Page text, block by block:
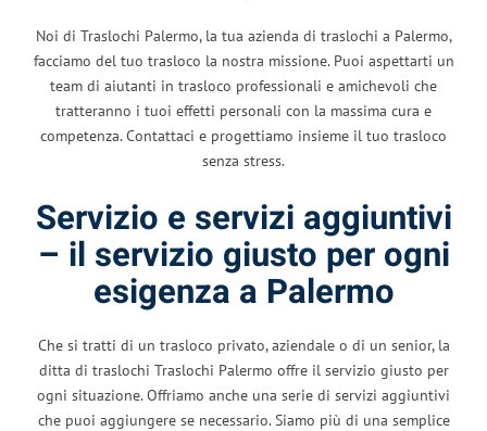
Noi di Traslochi Palermo, la tua azienda di traslochi a Palermo,
facciamo del tuo trasloco la nostra missione. Puoi aspettarti un
team di aiutanti in trasloco professionali e amichevoli che
tratteranno i tuoi effetti personali con la massima cura e
competenza. Contattaci e progettiamo insieme il tuo trasloco
senza stress.
Servizio e servizi aggiuntivi
– il servizio giusto per ogni
esigenza a Palermo
Che si tratti di un trasloco privato, aziendale o di un senior, la
ditta di traslochi Traslochi Palermo offre il servizio giusto per
ogni situazione. Offriamo anche una serie di servizi aggiuntivi
che puoi aggiungere se necessario. Siamo più di una semplice